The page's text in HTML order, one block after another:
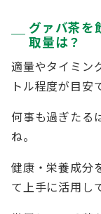
グァバ茶を
取量は？
適量やタイミン
トル程度が目安
何事も過ぎたる
ね。
健康・栄養成分
て上手に活用し